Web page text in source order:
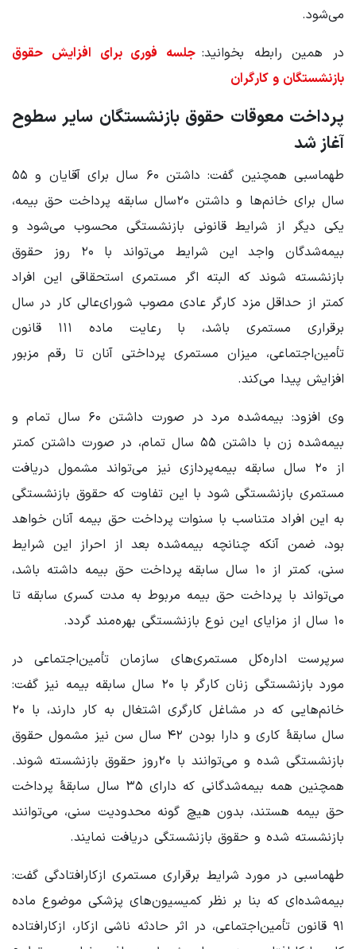
می‌شود.
در همین رابطه بخوانید: جلسه فوری برای افزایش حقوق
بازنشستگان و کارگران
پرداخت معوقات حقوق بازنشستگان سایر سطوح
آغاز شد
طهماسبی همچنین گفت: داشتن ۶۰ سال برای آقایان و ۵۵
سال برای خانم‌ها و داشتن ۲۰سال سابقه‌ پرداخت حق بیمه،
یکی دیگر از شرایط قانونی بازنشستگی محسوب می‌شود و
بیمه‌شدگان واجد این شرایط می‌تواند با ۲۰‌ روز حقوق
بازنشسته شوند که البته اگر مستمری استحقاقی این افراد
کمتر از حداقل مزد کارگر عادی مصوب شورای‌عالی کار در سال
برقراری مستمری باشد، با رعایت ماده ۱۱۱ قانون
تأمین‌اجتماعی، میزان مستمری پرداختی آنان تا رقم مزبور
افزایش پیدا می‌کند.
وی افزود: بیمه‌شده مرد در صورت داشتن ۶۰ سال تمام و
بیمه‌شده زن با داشتن ۵۵ سال تمام، در صورت داشتن کمتر
از ۲۰ سال سابقه بیمه‌پردازی نیز می‌تواند مشمول دریافت
مستمری بازنشستگی شود با این تفاوت که حقوق بازنشستگی
به این افراد متناسب با سنوات پرداخت حق بیمه آنان خواهد
بود، ضمن آنکه چنانچه بیمه‌شده بعد از احراز این شرایط
سنی، کمتر از ۱۰ سال سابقه پرداخت حق بیمه داشته باشد،
می‌تواند با پرداخت حق بیمه مربوط به مدت کسری سابقه تا
۱۰ سال از مزایای این نوع بازنشستگی بهره‌مند گردد.
سرپرست اداره‌کل مستمری‌های سازمان تأمین‌اجتماعی در
مورد بازنشستگی زنان کارگر با ۲۰ سال سابقه بیمه نیز گفت:
خانم‌هایی که در مشاغل کارگری اشتغال به کار دارند، با ۲۰
سال سابقۀ کاری و دارا بودن ۴۲ سال سن نیز مشمول حقوق
بازنشستگی شده و می‌توانند با ۲۰روز حقوق بازنشسته شوند.
همچنین همه بیمه‌شدگانی که دارای ۳۵ سال سابقۀ پرداخت
حق بیمه هستند، بدون هیچ گونه محدودیت سنی، می‌توانند
بازنشسته شده و حقوق بازنشستگی دریافت نمایند.
طهماسبی در مورد شرایط برقراری مستمری ازکارافتادگی گفت:
بیمه‌شده‌ای که بنا بر نظر کمیسیون‌های پزشکی موضوع ماده
۹۱ قانون تأمین‌اجتماعی، در اثر حادثه ناشی ازکار، ازکارافتاده